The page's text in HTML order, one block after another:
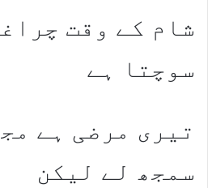
شام کے وقت
سوچتا ہے
تیری مرضی ہے
سمجھ لے لیکن